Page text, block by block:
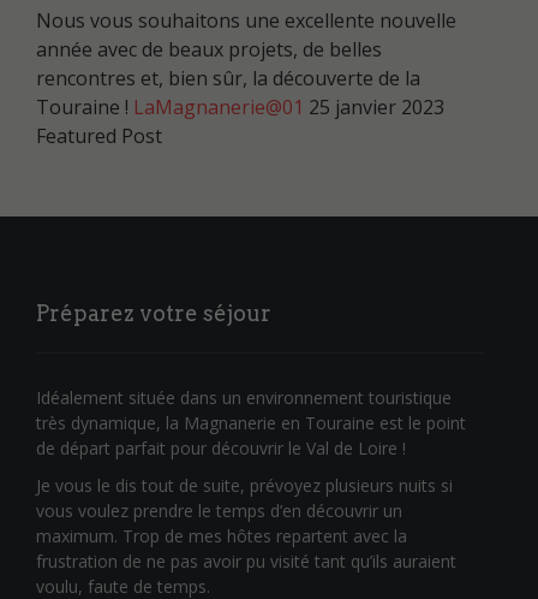
Nous vous souhaitons une excellente nouvelle
année avec de beaux projets, de belles
rencontres et, bien sûr, la découverte de la
Touraine ! LaMagnanerie@01 25 janvier 2023
Featured Post
Préparez votre séjour
Idéalement située dans un environnement touristique
très dynamique, la Magnanerie en Touraine est le point
de départ parfait pour découvrir le Val de Loire !
Je vous le dis tout de suite, prévoyez plusieurs nuits si
vous voulez prendre le temps d’en découvrir un
maximum. Trop de mes hôtes repartent avec la
frustration de ne pas avoir pu visité tant qu’ils auraient
voulu, faute de temps.